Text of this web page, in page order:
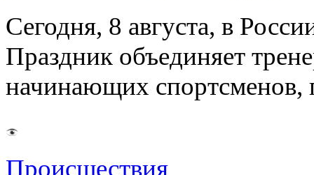
Сегодня, 8 августа, в
Праздник объединяет
начинающих
Происшествия